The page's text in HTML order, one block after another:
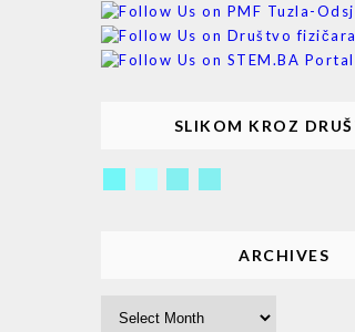
SLIKOM KROZ
ARCHIVES